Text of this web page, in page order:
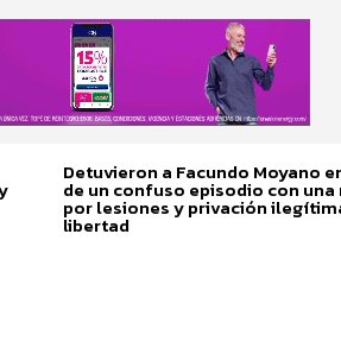
Detuvieron a Facundo Moyano
de un confuso episodio con
por lesiones y privación
libertad